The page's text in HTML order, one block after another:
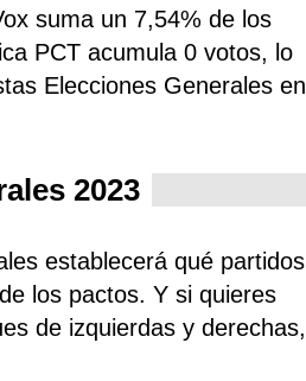
suma un 7,54% de los
PCT acumula 0 votos, lo
Elecciones Generales en
2023
establecerá qué partidos
los pactos. Y si quieres
de izquierdas y derechas,